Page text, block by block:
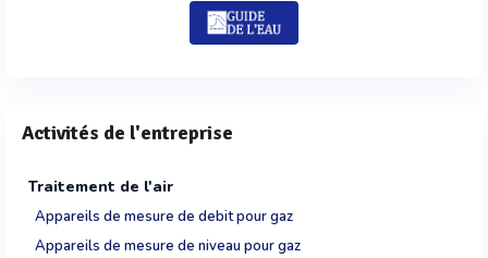
Activités de l'entreprise
Traitement de l'air
Appareils de mesure de debit pour gaz
Appareils de mesure de niveau pour gaz